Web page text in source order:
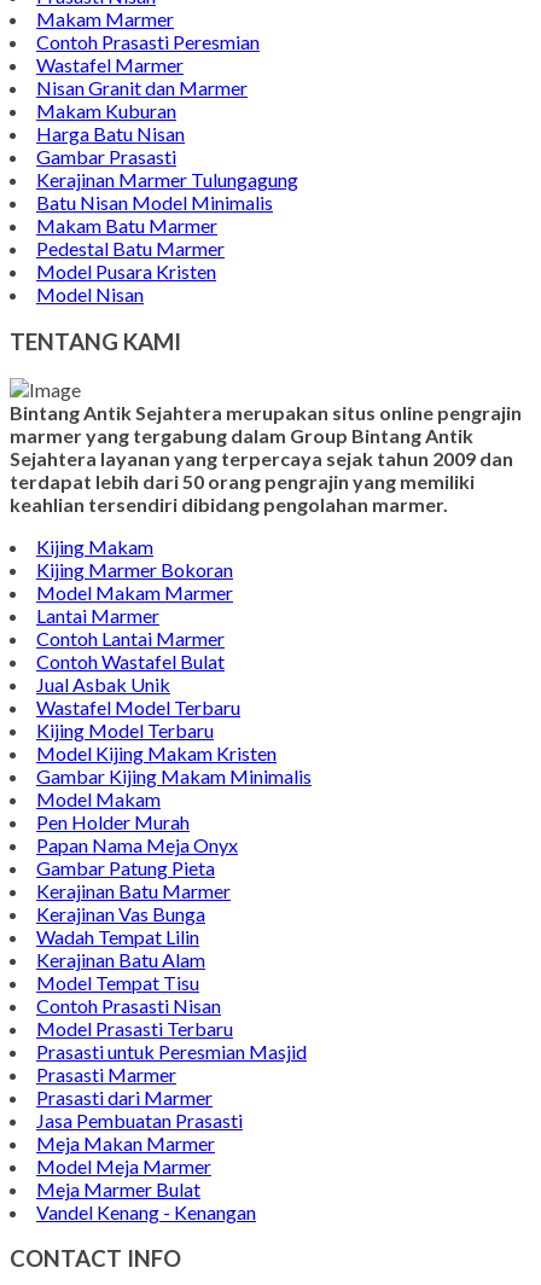
Makam Granite Kristen
Wastafel Batu Kali
Batu Nisan Marmer
Contoh Bongpay Kristen
Contoh Vandel Marmer
Makam Marmer Islam
Prasasti Marmer Jumbo
Contoh Nisan Model Muslim
Batu Nisan Minimalis
Kijing Makam Marmer
Contoh Makam Granit
Kijing Islam Marmer
Prasasti Nisan
Makam Marmer
Contoh Prasasti Peresmian
Wastafel Marmer
Makam Kuburan
Harga Batu Nisan
Gambar Prasasti
Kerajinan Marmer Tulungagung
Batu Nisan Model Minimalis
Makam Batu Marmer
Pedestal Batu Marmer
Model Pusara Kristen
Model Nisan
TENTANG KAMI
Bintang Antik Sejahtera merupakan situs online pengrajin
marmer yang tergabung dalam Group Bintang Antik
Sejahtera layanan yang terpercaya sejak tahun 2009 dan
terdapat lebih dari 50 orang pengrajin yang memiliki
keahlian tersendiri dibidang pengolahan marmer.
Kijing Makam
Kijing Marmer Bokoran
Model Makam Marmer
Lantai Marmer
Contoh Lantai Marmer
Contoh Wastafel Bulat
Jual Asbak Unik
Wastafel Model Terbaru
Kijing Model Terbaru
Model Kijing Makam Kristen
Gambar Kijing Makam Minimalis
Model Makam
Pen Holder Murah
Papan Nama Meja Onyx
Gambar Patung Pieta
Kerajinan Batu Marmer
Kerajinan Vas Bunga
Wadah Tempat Lilin
Kerajinan Batu Alam
Model Tempat Tisu